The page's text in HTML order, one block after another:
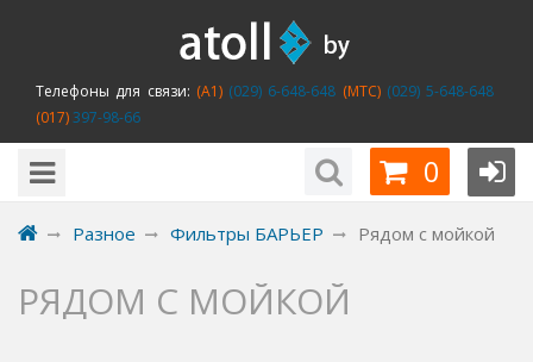
Телефоны для связи: (A1)(029) 6-648-648 (MTC)(029) 5-648-648
(017)397-98-66
0
Разное Фильтры БАРЬЕР Рядом с мойкой
РЯДОМ С МОЙКОЙ